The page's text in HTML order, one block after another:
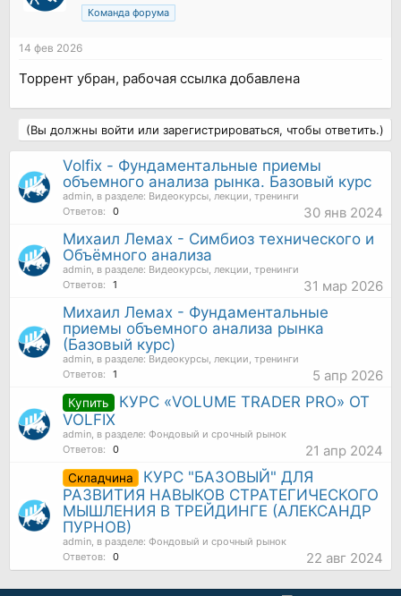
Команда форума
14 фев 2026
Торрент убран, рабочая ссылка добавлена
(Вы должны войти или зарегистрироваться, чтобы ответить.)
Volfix - Фундаментальные приемы
объемного анализа рынка. Базовый курс
admin , в разделе: Видеокурсы, лекции, тренинги
Ответов:
0 30 янв 2024
Михаил Лемах - Симбиоз технического и
Объёмного анализа
admin , в разделе: Видеокурсы, лекции, тренинги
Ответов:
1 31 мар 2026
Михаил Лемах - Фундаментальные
приемы объемного анализа рынка
(Базовый курс)
admin , в разделе: Видеокурсы, лекции, тренинги
Ответов:
1 5 апр 2026
Купить
КУРС «VOLUME TRADER PRO» ОТ
VOLFIX
admin , в разделе: Фондовый и срочный рынок
Ответов:
0 21 апр 2024
Складчина
КУРС "БАЗОВЫЙ" ДЛЯ
РАЗВИТИЯ НАВЫКОВ СТРАТЕГИЧЕСКОГО
МЫШЛЕНИЯ В ТРЕЙДИНГЕ (АЛЕКСАНДР
ПУРНОВ)
admin , в разделе: Фондовый и срочный рынок
Ответов:
0 22 авг 2024